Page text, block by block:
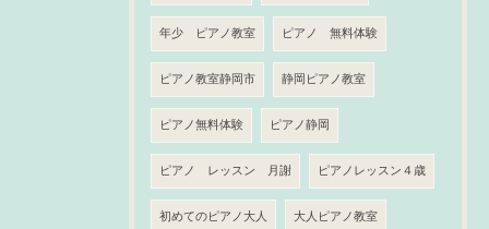
年少 ピアノ教室 ピアノ 無料体験
ピアノ教室静岡市 静岡ピアノ教室
ピアノ無料体験 ピアノ静岡
ピアノ レッスン 月謝 ピアノレッスン４歳
初めてのピアノ大人 大人ピアノ教室